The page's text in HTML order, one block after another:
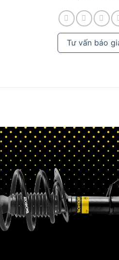
Tư vấn báo